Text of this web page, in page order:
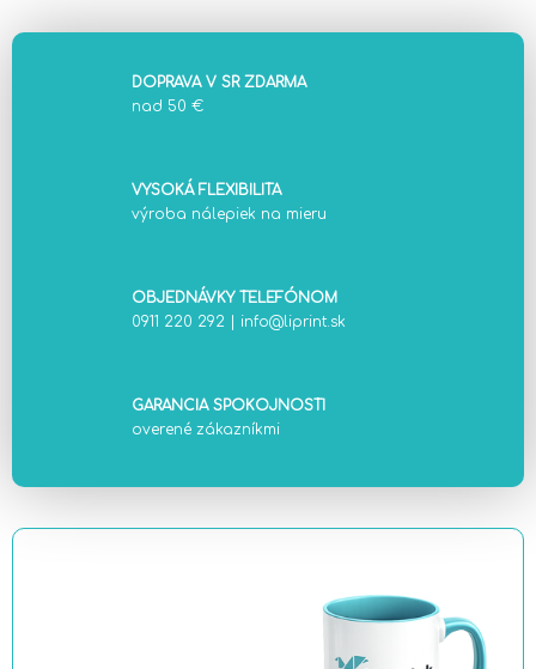
DOPRAVA V SR ZDARMA
nad 50 €
VYSOKÁ FLEXIBILITA
výroba nálepiek na mieru
OBJEDNÁVKY TELEFÓNOM
0911 220 292
info@liprint.sk
GARANCIA SPOKOJNOSTI
overené zákazníkmi